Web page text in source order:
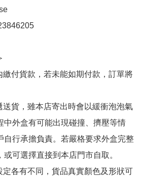
繳付貨款，若未能如期付款，訂單將
送貨，雖本店寄出時會以緩衝泡泡氣
中外盒有可能出現碰撞、擠壓等情
自行承擔負責。若嚴格要求外盒完整
可選擇直接到本店門市自取。
各有不同，貨品真實顏色及形狀可